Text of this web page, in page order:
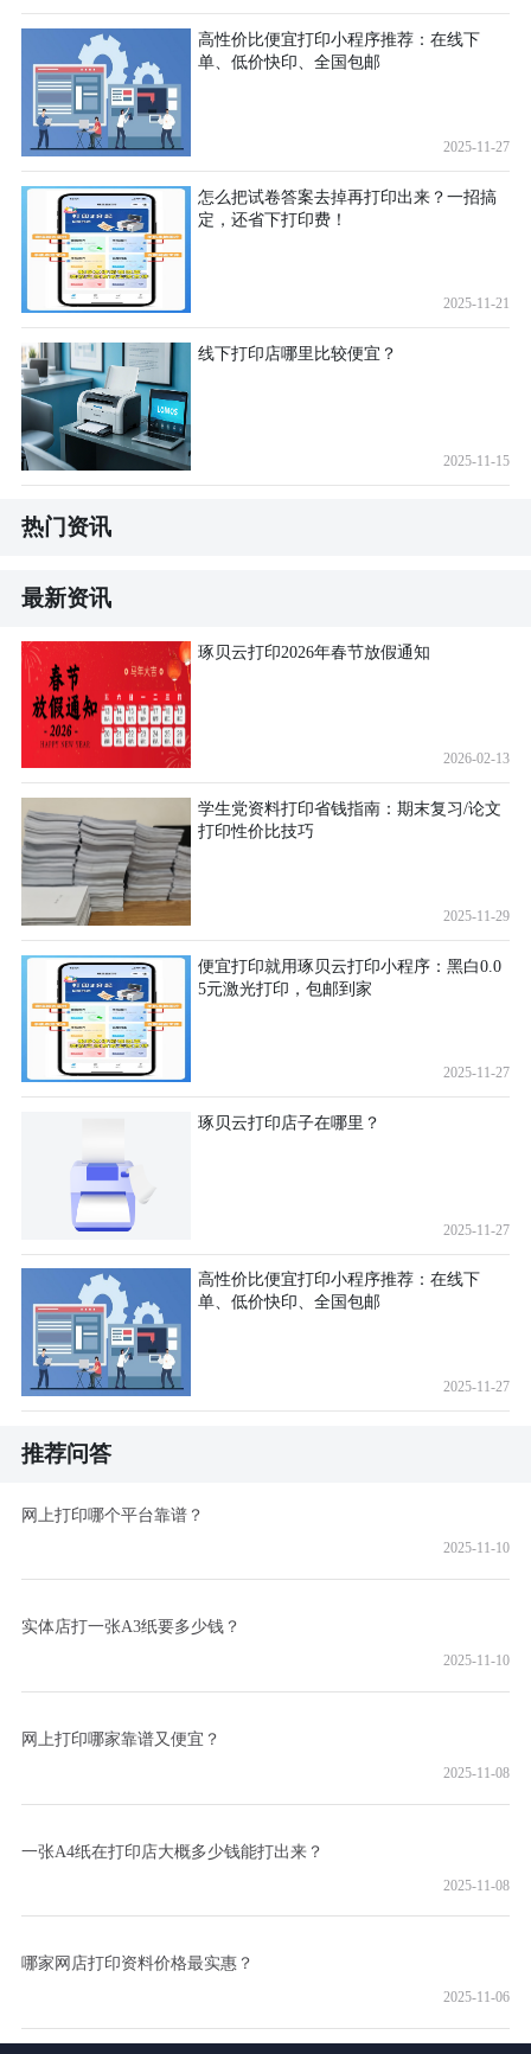
高性价比便宜打印小程序推荐：在线下
单、低价快印、全国包邮
2025-11-27
怎么把试卷答案去掉再打印出来？一招搞
定，还省下打印费！
2025-11-21
线下打印店哪里比较便宜？
2025-11-15
热门资讯
最新资讯
琢贝云打印2026年春节放假通知
2026-02-13
学生党资料打印省钱指南：期末复习/论文
打印性价比技巧
2025-11-29
便宜打印就用琢贝云打印小程序：黑白0.0
5元激光打印，包邮到家
2025-11-27
琢贝云打印店子在哪里？
2025-11-27
高性价比便宜打印小程序推荐：在线下
单、低价快印、全国包邮
2025-11-27
推荐问答
网上打印哪个平台靠谱？
2025-11-10
实体店打一张A3纸要多少钱？
2025-11-10
网上打印哪家靠谱又便宜？
2025-11-08
一张A4纸在打印店大概多少钱能打出来？
2025-11-08
哪家网店打印资料价格最实惠？
2025-11-06